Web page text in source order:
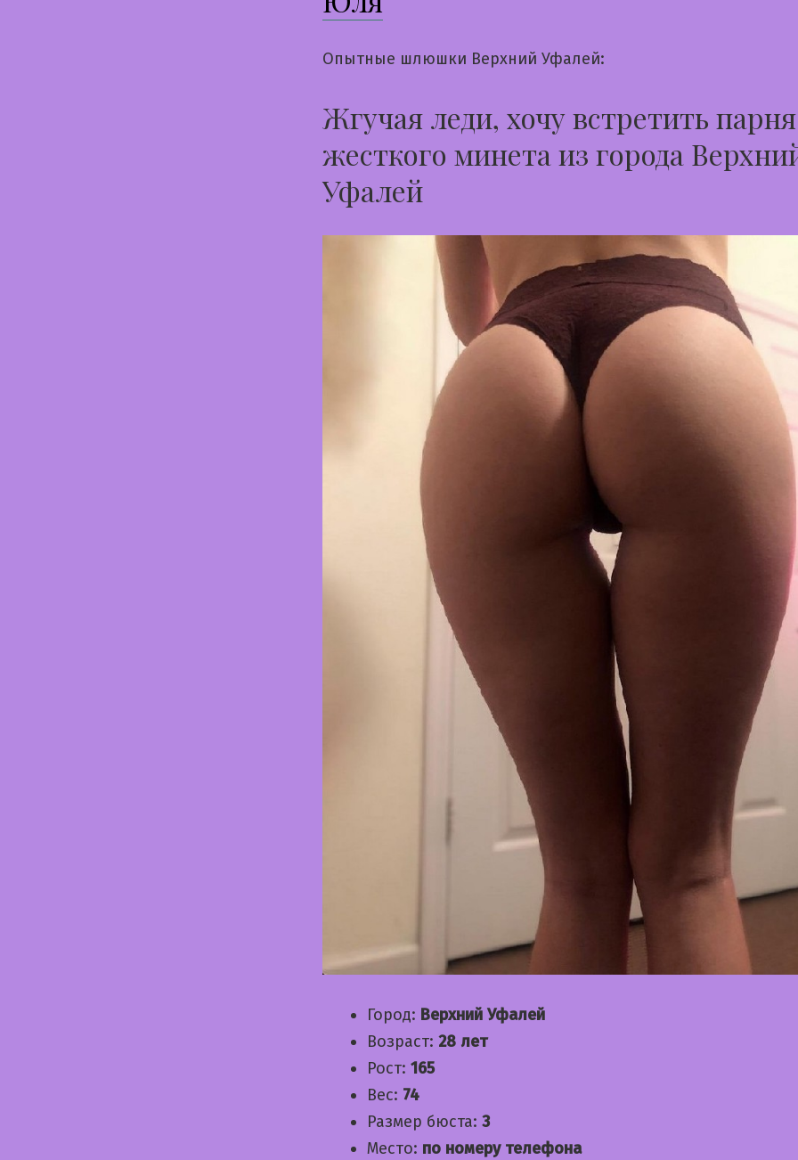
Опытные шлюшки Верхний Уфалей:
Жгучая леди, хочу встретить
жесткого минета из города
Уфалей
Город: Верхний Уфалей
Возраст: 28 лет
Рост: 165
Вес: 74
Размер бюста: 3
Место: по номеру телефона